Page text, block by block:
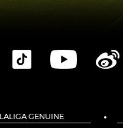
LALIGA GENUINE